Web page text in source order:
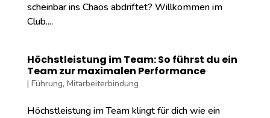
scheinbar ins Chaos abdriftet? Willkommen im
Club....
Höchstleistung im Team: So führst du ein
Team zur maximalen Performance
| Führung, Mitarbeiterbindung
Höchstleistung im Team klingt für dich wie ein